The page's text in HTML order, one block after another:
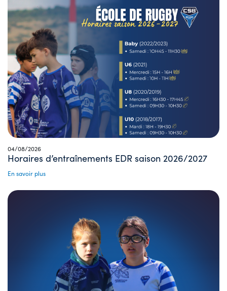
04/08/2026
Horaires d’entraînements EDR saison 2026/2027
En savoir plus